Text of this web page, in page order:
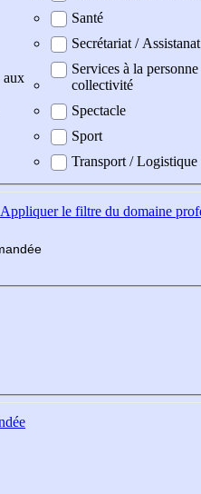
aux
Santé
Secrétariat / Assistanat
Services à la personne
collectivité
Spectacle
Sport
Transport / Logistique
Appliquerle filtre du domaine